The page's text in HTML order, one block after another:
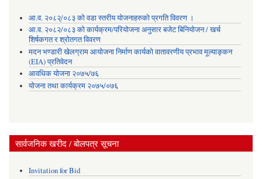
आ.व. २०८२्/०८३ को वडा स्तरीय योजनाहरुको प्रगति विवरण ।
आ.व. २०८२/०८३ को कार्यक्रम/परियोजना अनुसार बजेट बिनियोजन / खर्च
शिर्षकगत र श्रोतगत विवरण
मदन भण्डारी खेलग्राम आयोजना निर्माण कार्यको वातावरणीय प्रभाव मूल्याङ्कन
(EIA) प्रतिवेदन
आवधिक योजना २०७५/७६
योजना तथा कार्यक्रम २०७५/०७६
सार्वजनिक खरीद / बोलपत्र सूचना
Invitation for Bid